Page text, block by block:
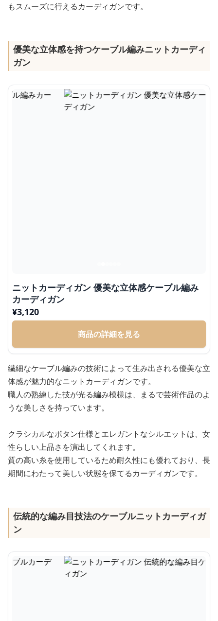
もスムーズに行えるカーディガンです。
優美な立体感を持つケーブル編みニットカーディ
ガン
ニットカーディガン 優美な立体感ケーブル編み
カーディガン
¥3,120
商品の詳細を見る
繊細なケーブル編みの技術によって生み出される優美な立
体感が魅力的なニットカーディガンです。
職人の熟練した技が光る編み模様は、まるで芸術作品のよ
うな美しさを持っています。
クラシカルなボタン仕様とエレガントなシルエットは、女
性らしい上品さを演出してくれます。
質の高い糸を使用しているため耐久性にも優れており、長
期間にわたって美しい状態を保てるカーディガンです。
伝統的な編み目技法のケーブルニットカーディガ
ン